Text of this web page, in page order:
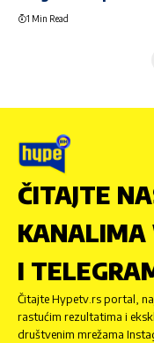
1 Min Read
ČITAJTE
KANALIMA
I
Čitajte Hypetv.rs portal,
rastućim rezultatima i
društvenim mrežama